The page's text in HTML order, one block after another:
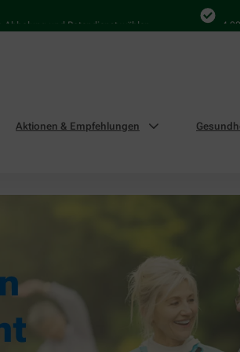
und Botendienst wählen 4.000
Aktionen & Empfehlungen